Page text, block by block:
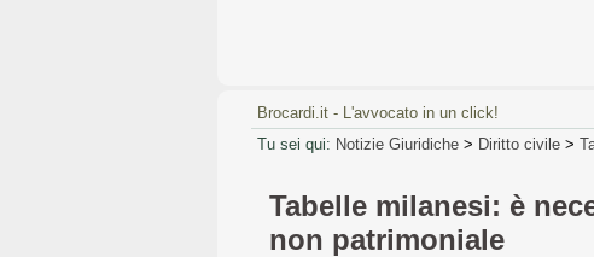
Brocardi.it - L'avvocato in un click!
Tu sei qui: Notizie Giuridiche > Diritto civile >
Tabelle milanesi: è
non patrimoniale